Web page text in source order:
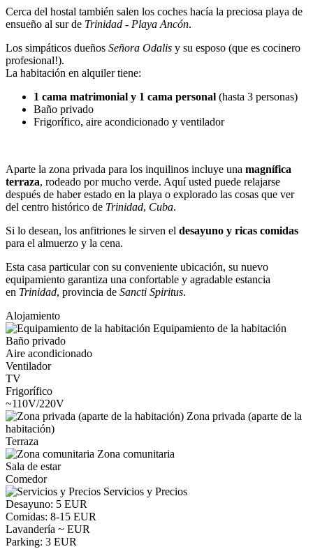
Cerca del hostal también salen los coches hacía la preciosa playa de
ensueño al sur de Trinidad - Playa Ancón.
Los simpáticos dueños Señora Odalis y su esposo (que es cocinero
profesional!).
La habitación en alquiler tiene:
1 cama matrimonial y 1 cama personal (hasta 3 personas)
Baño privado
Frigorífico, aire acondicionado y ventilador
Aparte la zona privada para los inquilinos incluye una magnífica
terraza, rodeado por mucho verde. Aquí usted puede relajarse
después de haber estado en la playa o explorado las cosas que ver
del centro histórico de Trinidad, Cuba.
Si lo desean, los anfitriones le sirven el desayuno y ricas comidas
para el almuerzo y la cena.
Esta casa particular con su conveniente ubicación, su nuevo
equipamiento garantiza una confortable y agradable estancia
en Trinidad, provincia de Sancti Spiritus.
Alojamiento
Equipamiento de la habitación
Baño privado
Aire acondicionado
Ventilador
TV
Frigorífico
~110V/220V
Zona privada (aparte de la
habitación)
Terraza
Zona comunitaria
Sala de estar
Comedor
Servicios y Precios
Desayuno: 5 EUR
Comidas: 8-15 EUR
Lavandería ~ EUR
Parking: 3 EUR